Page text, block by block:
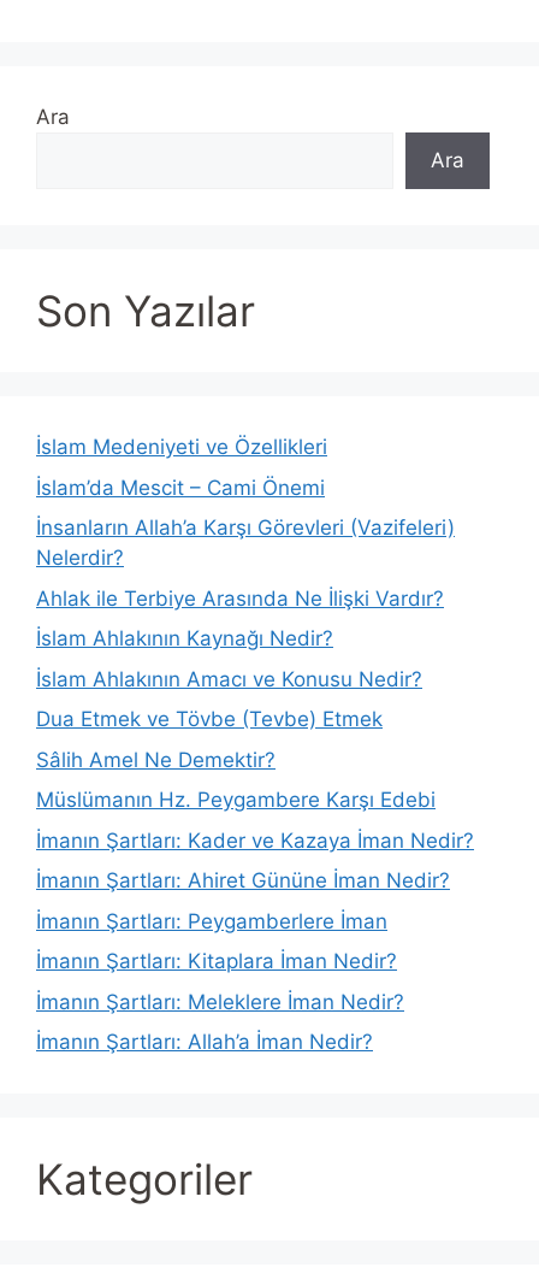
Ara
Ara
Son Yazılar
İslam Medeniyeti ve Özellikleri
İslam’da Mescit – Cami Önemi
İnsanların Allah’a Karşı Görevleri (Vazifeleri)
Nelerdir?
Ahlak ile Terbiye Arasında Ne İlişki Vardır?
İslam Ahlakının Kaynağı Nedir?
İslam Ahlakının Amacı ve Konusu Nedir?
Dua Etmek ve Tövbe (Tevbe) Etmek
Sâlih Amel Ne Demektir?
Müslümanın Hz. Peygambere Karşı Edebi
İmanın Şartları: Kader ve Kazaya İman Nedir?
İmanın Şartları: Ahiret Gününe İman Nedir?
İmanın Şartları: Peygamberlere İman
İmanın Şartları: Kitaplara İman Nedir?
İmanın Şartları: Meleklere İman Nedir?
İmanın Şartları: Allah’a İman Nedir?
Kategoriler